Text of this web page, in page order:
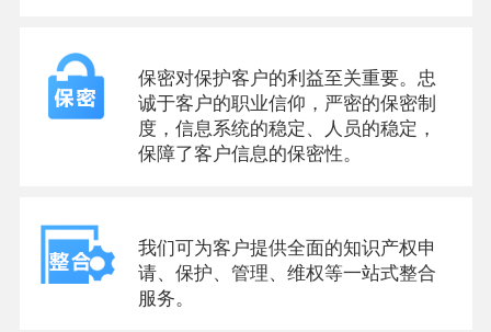
保密对保护客户的利益至关重要。忠
诚于客户的职业信仰，严密的保密制
度，信息系统的稳定、人员的稳定，
保障了客户信息的保密性。
我们可为客户提供全面的知识产权申
请、保护、管理、维权等一站式整合
服务。